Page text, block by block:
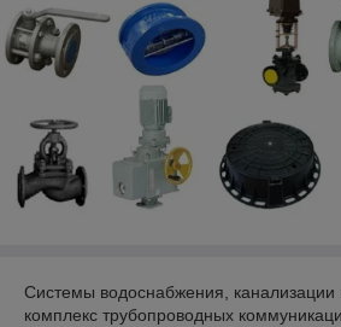
Системы водоснабжения, канализации
комплекс трубопроводных